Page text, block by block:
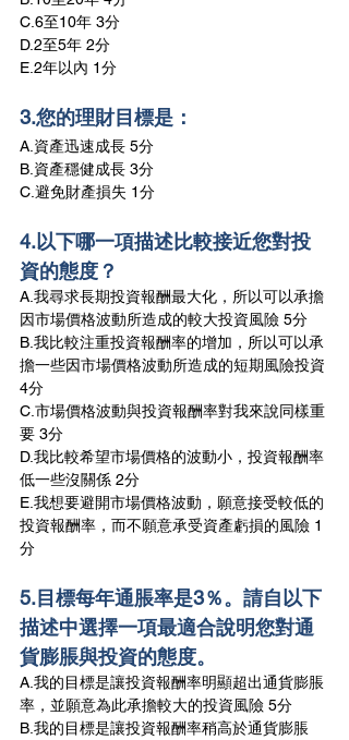
C.6至10年 3分
D.2至5年 2分
E.2年以內 1分
3.您的理財目標是：
A.資產迅速成長 5分
B.資產穩健成長 3分
C.避免財產損失 1分
4.以下哪一項描述比較接近您對投
資的態度？
A.我尋求長期投資報酬最大化，所以可以承擔
因市場價格波動所造成的較大投資風險 5分
B.我比較注重投資報酬率的增加，所以可以承
擔一些因市場價格波動所造成的短期風險投資
4分
C.市場價格波動與投資報酬率對我來說同樣重
要 3分
D.我比較希望市場價格的波動小，投資報酬率
低一些沒關係 2分
E.我想要避開市場價格波動，願意接受較低的
投資報酬率，而不願意承受資產虧損的風險 1
分
5.目標每年通脹率是3％。請自以下
描述中選擇一項最適合說明您對通
貨膨脹與投資的態度。
A.我的目標是讓投資報酬率明顯超出通貨膨脹
率，並願意為此承擔較大的投資風險 5分
B.我的目標是讓投資報酬率稍高於通貨膨脹